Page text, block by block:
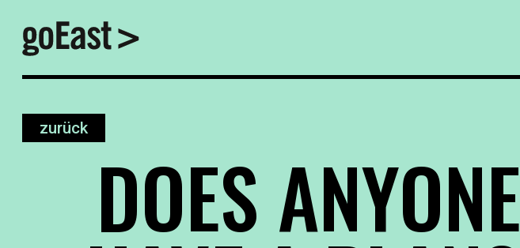
zurück
DOES ANYONE